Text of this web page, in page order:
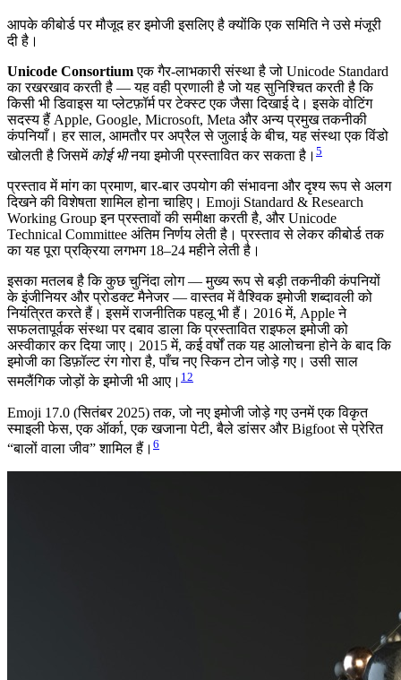
आपके कीबोर्ड पर मौजूद हर इमोजी इसलिए है क्योंकि एक समिति ने उसे मंजूरी
दी है।
Unicode Consortiumएक गैर-लाभकारी संस्था है जो Unicode Standard
का रखरखाव करती है — यह वही प्रणाली है जो यह सुनिश्चित करती है कि
किसी भी डिवाइस या प्लेटफ़ॉर्म पर टेक्स्ट एक जैसा दिखाई दे। इसके वोटिंग
सदस्य हैं Apple, Google, Microsoft, Meta और अन्य प्रमुख तकनीकी
कंपनियाँ। हर साल, आमतौर पर अप्रैल से जुलाई के बीच, यह संस्था एक विंडो
खोलती है जिसमें कोई भीनया इमोजी प्रस्तावित कर सकता है। 5
प्रस्ताव में मांग का प्रमाण, बार-बार उपयोग की संभावना और दृश्य रूप से अलग
दिखने की विशेषता शामिल होना चाहिए। Emoji Standard & Research
Working Group इन प्रस्तावों की समीक्षा करती है, और Unicode
Technical Committee अंतिम निर्णय लेती है। प्रस्ताव से लेकर कीबोर्ड तक
का यह पूरा प्रक्रिया लगभग 18–24 महीने लेती है।
इसका मतलब है कि कुछ चुनिंदा लोग — मुख्य रूप से बड़ी तकनीकी कंपनियों
के इंजीनियर और प्रोडक्ट मैनेजर — वास्तव में वैश्विक इमोजी शब्दावली को
नियंत्रित करते हैं। इसमें राजनीतिक पहलू भी हैं। 2016 में, Apple ने
सफलतापूर्वक संस्था पर दबाव डाला कि प्रस्तावित राइफल इमोजी को
अस्वीकार कर दिया जाए। 2015 में, कई वर्षों तक यह आलोचना होने के बाद कि
इमोजी का डिफ़ॉल्ट रंग गोरा है, पाँच नए स्किन टोन जोड़े गए। उसी साल
समलैंगिक जोड़ों के इमोजी भी आए। 12
Emoji 17.0 (सितंबर 2025) तक, जो नए इमोजी जोड़े गए उनमें एक विकृत
स्माइली फेस, एक ऑर्का, एक खजाना पेटी, बैले डांसर और Bigfoot से प्रेरित
“बालों वाला जीव” शामिल हैं। 6